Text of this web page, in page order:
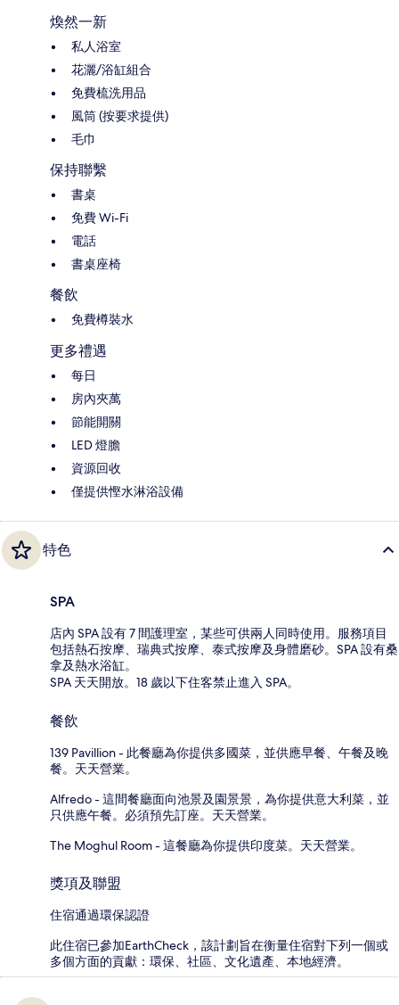
煥然一新
私人浴室
花灑/浴缸組合
免費梳洗用品
風筒 (按要求提供)
毛巾
保持聯繫
書桌
免費 Wi-Fi
電話
書桌座椅
餐飲
免費樽裝水
更多禮遇
每日
房內夾萬
節能開關
LED 燈膽
資源回收
僅提供慳水淋浴設備
特色
SPA
店內 SPA 設有 7 間護理室，某些可供兩人同時使用。服務項目
包括熱石按摩、瑞典式按摩、泰式按摩及身體磨砂。SPA 設有桑
拿及熱水浴缸。
SPA 天天開放。18 歲以下住客禁止進入 SPA。
餐飲
139 Pavillion - 此餐廳為你提供多國菜，並供應早餐、午餐及晚
餐。天天營業。
Alfredo - 這間餐廳面向池景及園景景，為你提供意大利菜，並
只供應午餐。必須預先訂座。天天營業。
The Moghul Room - 這餐廳為你提供印度菜。天天營業。
獎項及聯盟
住宿通過環保認證
此住宿已參加EarthCheck，該計劃旨在衡量住宿對下列一個或
多個方面的貢獻：環保、社區、文化遺產、本地經濟。